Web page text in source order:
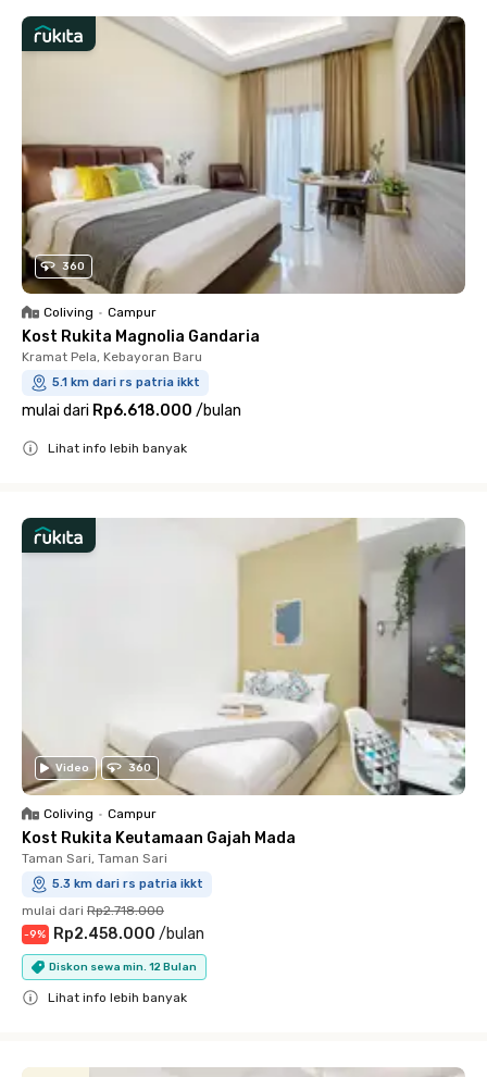
360
Coliving • Campur
Kost Rukita Magnolia Gandaria
Kramat Pela, Kebayoran Baru
5.1 km dari rs patria ikkt
mulai dari Rp6.618.000 /bulan
Lihat info lebih banyak
Video 360
Coliving • Campur
Kost Rukita Keutamaan Gajah Mada
Taman Sari, Taman Sari
5.3 km dari rs patria ikkt
mulai dari Rp2.718.000
-9% Rp2.458.000 /bulan
Diskon sewa min. 12 Bulan
Lihat info lebih banyak